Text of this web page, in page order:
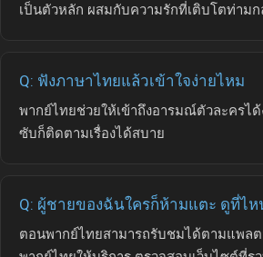
เป็นตัวหลัก ผสมกับความรักที่เติบโตท่ามก
Q: ฟังภาษาไทยแล้วเข้าใจง่ายไหม
พากย์ไทยช่วยให้เข้าถึงอารมณ์ตัวละครไ
ซับก็ติดตามเรื่องได้สบาย
Q: ผู้ชายของฉันใครก็ห้ามแตะ ดูที่ไ
ตอนพากย์ไทยสามารถรับชมได้ตามแพล